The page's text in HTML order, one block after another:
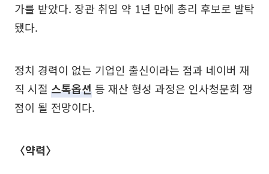
가를 받았다. 장관 취임 약 1년 만에 총리 후보로 발탁
됐다.
정치 경력이 없는 기업인 출신이라는 점과 네이버 재
직 시절 스톡옵션 등 재산 형성 과정은 인사청문회 쟁
점이 될 전망이다.
〈약력〉